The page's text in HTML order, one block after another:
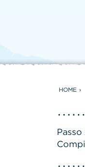
HOME